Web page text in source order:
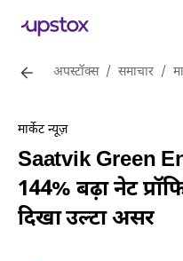
अपस्टॉक्स / समाचार /
मार्केट न्यूज़
Saatvik Green
144% बढ़ा नेट
दिखा उल्टा असर